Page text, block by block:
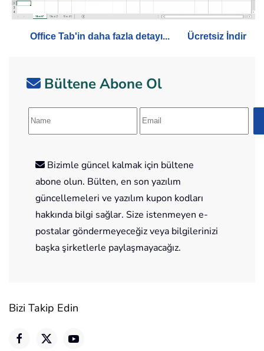
Office Tab'in daha fazla detayı... Ücretsiz İndir
Bültene Abone Ol
Bizimle güncel kalmak için bültene
abone olun. Bülten, en son yazılım
güncellemeleri ve yazılım kupon kodları
hakkında bilgi sağlar. Size istenmeyen e-
postalar göndermeyeceğiz veya bilgilerinizi
başka şirketlerle paylaşmayacağız.
Bizi Takip Edin